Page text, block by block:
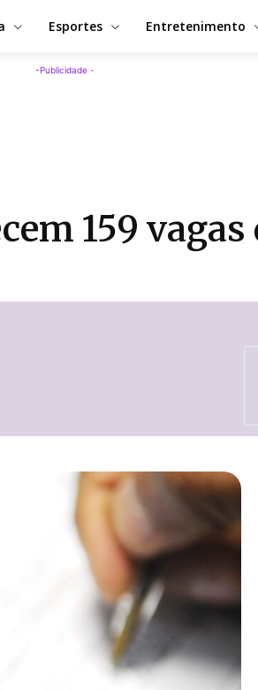
Esportes Entretenimento
-Publicidade -
159